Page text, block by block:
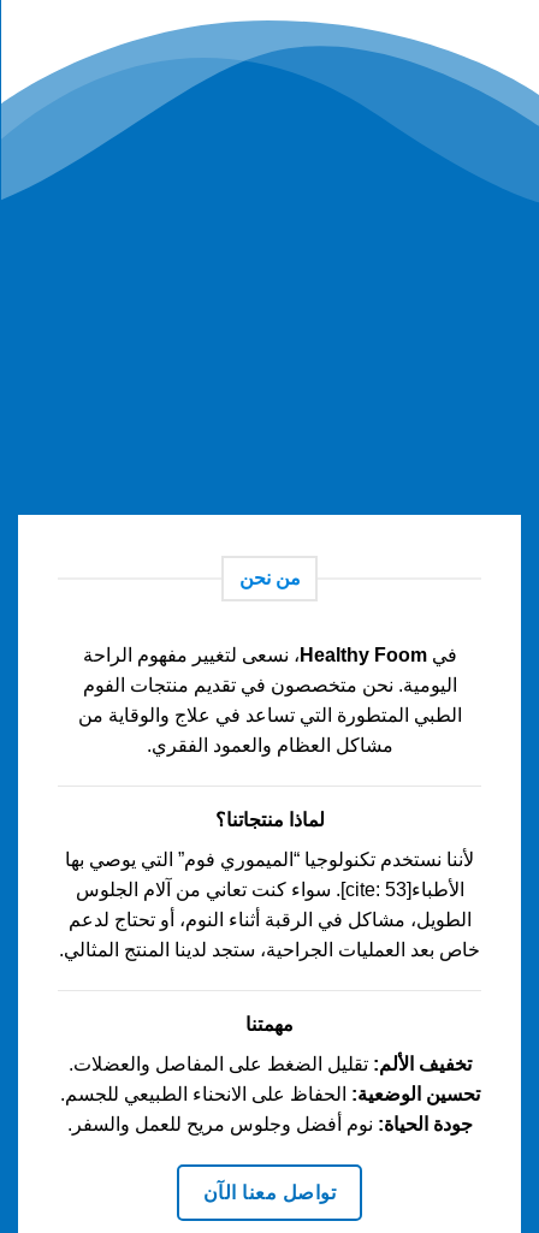
من نحن
فيHealthy Foom ، نسعى لتغيير مفهوم الراحة
اليومية. نحن متخصصون في تقديم منتجات الفوم
الطبي المتطورة التي تساعد في علاج والوقاية من
مشاكل العظام والعمود الفقري.
لماذا منتجاتنا؟
لأننا نستخدم تكنولوجيا “الميموري فوم” التي يوصي بها
الأطباء[cite: 53]. سواء كنت تعاني من آلام الجلوس
الطويل، مشاكل في الرقبة أثناء النوم، أو تحتاج لدعم
خاص بعد العمليات الجراحية، ستجد لدينا المنتج المثالي.
مهمتنا
تخفيف الألم: تقليل الضغط على المفاصل والعضلات.
تحسين الوضعية: الحفاظ على الانحناء الطبيعي للجسم.
جودة الحياة: نوم أفضل وجلوس مريح للعمل والسفر.
تواصل معنا الآن